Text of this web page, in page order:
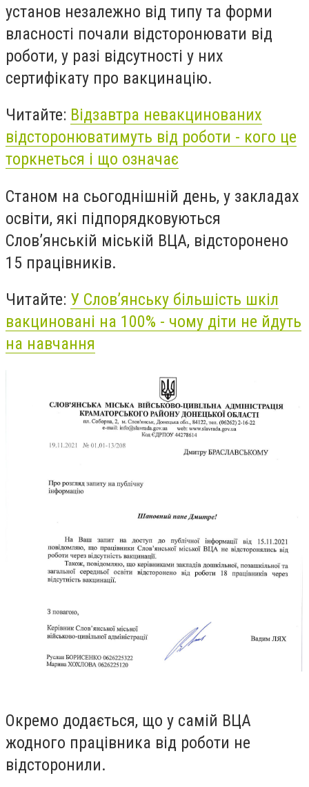
установ незалежно від типу та форми
власності почали відсторонювати від
роботи, у разі відсутності у них
сертифікату про вакцинацію.
Читайте: Відзавтра невакцинованих
відсторонюватимуть від роботи - кого це
торкнеться і що означає
Станом на сьогоднішній день, у закладах
освіти, які підпорядковуються
Слов’янській міській ВЦА, відсторонено
15 працівників.
Читайте: У Слов’янську більшість шкіл
вакциновані на 100% - чому діти не йдуть
на навчання
Окремо додається, що у самій ВЦА
жодного працівника від роботи не
відсторонили.